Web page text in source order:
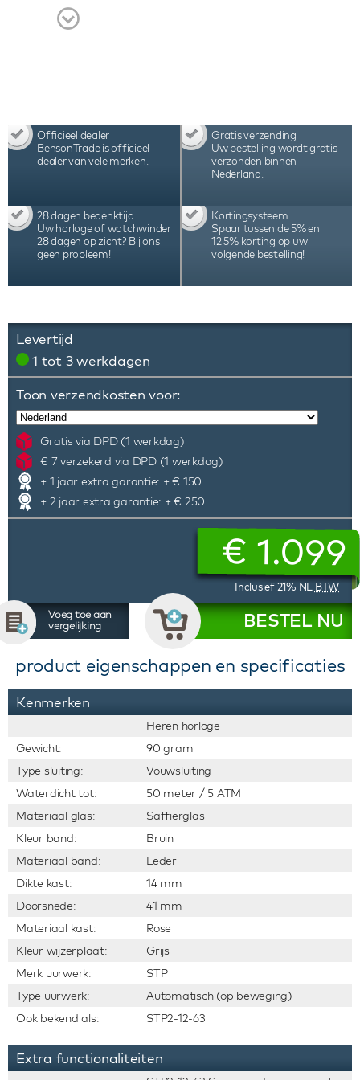
garantie.
Officieel dealer
BensonTrade is officieel
dealer van vele merken.
Gratis verzending
Uw bestelling wordt gratis
verzonden binnen
Nederland.
28 dagen bedenktijd
Uw horloge of watchwinder
28 dagen op zicht? Bij ons
geen probleem!
Kortingsysteem
Spaar tussen de 5% en
12,5% korting op uw
volgende bestelling!
Levertijd
1 tot 3 werkdagen
Toon verzendkosten voor:
Gratis via DPD (1 werkdag)
€ 7 verzekerd via DPD (1 werkdag)
+ 1 jaar extra garantie: + € 150
+ 2 jaar extra garantie: + € 250
€ 1.099
Inclusief 21% NL BTW
Voeg toe aan
vergelijking
BESTEL NU
product eigenschappen en specificaties
Kenmerken
Heren horloge
Gewicht:
90 gram
Type sluiting:
Vouwsluiting
Waterdicht tot:
50 meter / 5 ATM
Materiaal glas:
Saffierglas
Kleur band:
Bruin
Materiaal band:
Leder
Dikte kast:
14 mm
Doorsnede:
41 mm
Materiaal kast:
Rose
Kleur wijzerplaat:
Grijs
Merk uurwerk:
STP
Type uurwerk:
Automatisch (op beweging)
Ook bekend als:
STP2-12-63
Extra functionaliteiten